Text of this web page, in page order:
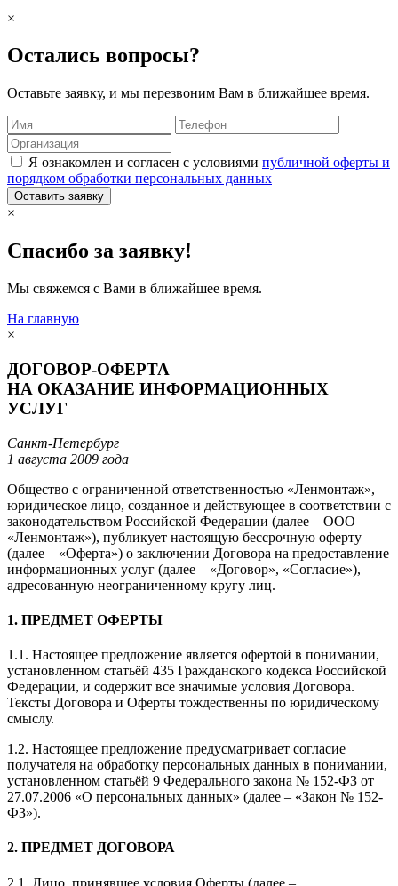
×
Остались вопросы?
Оставьте заявку, и мы перезвоним Вам в ближайшее время.
Я ознакомлен и согласен с условиями публичной оферты и
порядком обработки персональных данных
Оставить заявку
×
Спасибо за заявку!
Мы свяжемся с Вами в ближайшее время.
На главную
×
ДОГОВОР-ОФЕРТА
НА ОКАЗАНИЕ ИНФОРМАЦИОННЫХ
УСЛУГ
Санкт-Петербург
1 августа 2009 года
Общество с ограниченной ответственностью «Ленмонтаж»,
юридическое лицо, созданное и действующее в соответствии с
законодательством Российской Федерации (далее – ООО
«Ленмонтаж»), публикует настоящую бессрочную оферту
(далее – «Оферта») о заключении Договора на предоставление
информационных услуг (далее – «Договор», «Согласие»),
адресованную неограниченному кругу лиц.
1. ПРЕДМЕТ ОФЕРТЫ
1.1. Настоящее предложение является офертой в понимании,
установленном статьёй 435 Гражданского кодекса Российской
Федерации, и содержит все значимые условия Договора.
Тексты Договора и Оферты тождественны по юридическому
смыслу.
1.2. Настоящее предложение предусматривает согласие
получателя на обработку персональных данных в понимании,
установленном статьёй 9 Федерального закона № 152-ФЗ от
27.07.2006 «О персональных данных» (далее – «Закон № 152-
ФЗ»).
2. ПРЕДМЕТ ДОГОВОРА
2.1. Лицо, принявшее условия Оферты (далее –